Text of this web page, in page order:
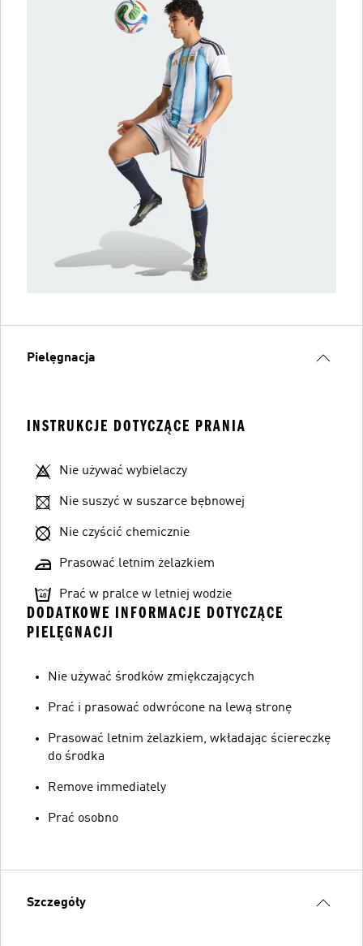
Pielęgnacja
INSTRUKCJE DOTYCZĄCE PRANIA
Nie używać wybielaczy
Nie suszyć w suszarce bębnowej
Nie czyścić chemicznie
Prasować letnim żelazkiem
Prać w pralce w letniej wodzie
DODATKOWE INFORMACJE DOTYCZĄCE
PIELĘGNACJI
Nie używać środków zmiękczających
Prać i prasować odwrócone na lewą stronę
Prasować letnim żelazkiem, wkładając ściereczkę
do środka
Remove immediately
Prać osobno
Szczegóły